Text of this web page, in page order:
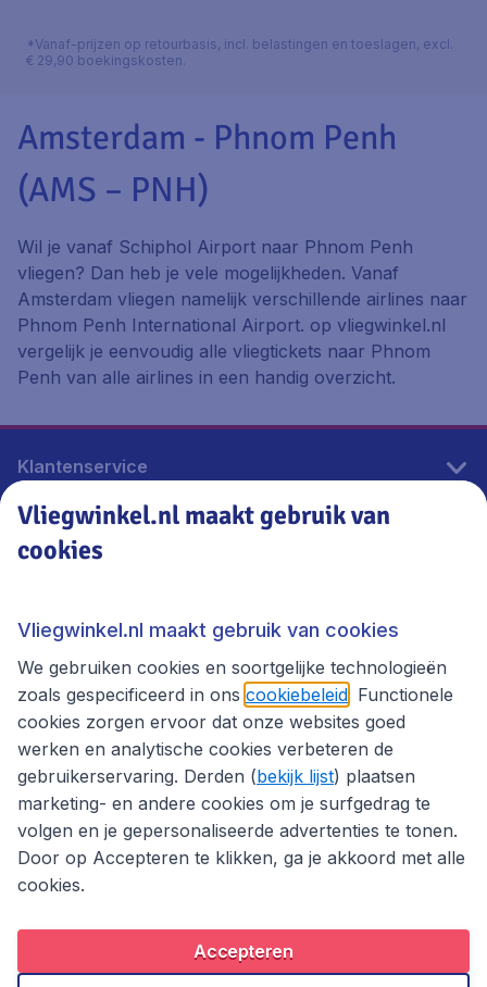
*Vanaf-prijzen op retourbasis, incl. belastingen en toeslagen, excl.
€ 29,90 boekingskosten.
Amsterdam - Phnom Penh
(AMS – PNH)
Wil je vanaf Schiphol Airport naar Phnom Penh
vliegen? Dan heb je vele mogelijkheden. Vanaf
Amsterdam vliegen namelijk verschillende airlines naar
Phnom Penh International Airport. op vliegwinkel.nl
vergelijk je eenvoudig alle vliegtickets naar Phnom
Penh van alle airlines in een handig overzicht.
Klantenservice
Vliegwinkel.nl
Thema's
Privacybeleid
Copyright © 2026
Vliegwinkel.nl maakt gebruik van
cookies
Vliegwinkel.nl maakt gebruik van cookies
We gebruiken cookies en soortgelijke technologieën
zoals gespecificeerd in ons cookiebeleid . Functionele
cookies zorgen ervoor dat onze websites goed
werken en analytische cookies verbeteren de
gebruikerservaring. Derden (bekijk lijst) plaatsen
marketing- en andere cookies om je surfgedrag te
volgen en je gepersonaliseerde advertenties te tonen.
Door op Accepteren te klikken, ga je akkoord met alle
cookies.
Accepteren